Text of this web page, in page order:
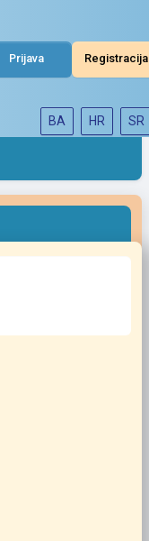
Prijava Registracija
BA HR SR